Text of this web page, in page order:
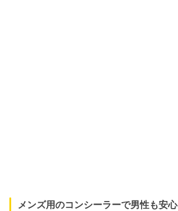
メンズ用のコンシーラーで男性も安心